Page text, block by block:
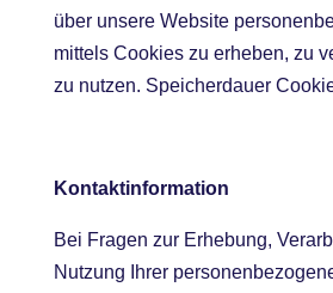
über unsere Website
mittels Cookies zu erheben, zu
zu nutzen. Speicherdauer
Kontaktinformation
Bei Fragen zur Erhebung,
Nutzung Ihrer